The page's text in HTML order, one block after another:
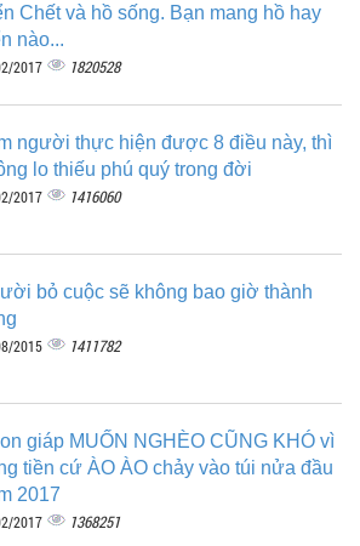
Chết và hồ sống. Bạn mang hồ hay
nào...
2017 1820528
người thực hiện được 8 điều này, thì
lo thiếu phú quý trong đời
2017 1416060
bỏ cuộc sẽ không bao giờ thành
2015 1411782
giáp MUỐN NGHÈO CŨNG KHÓ vì
tiền cứ ÀO ÀO chảy vào túi nửa đầu
2017
2017 1368251